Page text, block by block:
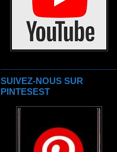
SUIVEZ-NOUS SUR
PINTESEST